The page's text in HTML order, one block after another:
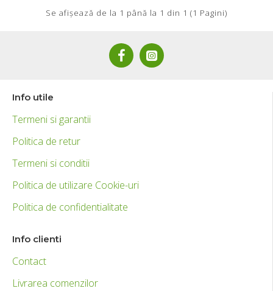
Se afişează de la 1 până la 1 din 1 (1 Pagini)
Info utile
Termeni si garantii
Politica de retur
Termeni si conditii
Politica de utilizare Cookie-uri
Politica de confidentialitate
Info clienti
Contact
Livrarea comenzilor